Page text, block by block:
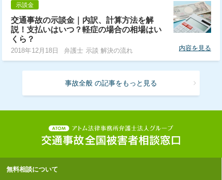
示談金
交通事故の示談金｜内訳、計算方法を解
説！支払いはいつ？軽症の場合の相場はい
くら？
2018年12月18日 弁護士 示談 解決の流れ 内容を見る
事故全般 の記事をもっと見る
無料相談について